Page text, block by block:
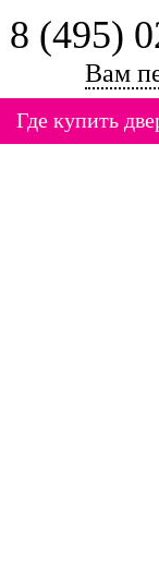
8 (495)
Вам
Где купить